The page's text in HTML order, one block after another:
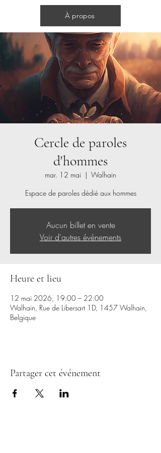
Cercles d'hommesÀ propos
Cercle de paroles
d'hommes
mar. 12 mai
  |
Walhain
Espace de paroles dédié aux hommes
Aucun billet en vente
Voir d'autres événements
Heure et lieu
12 mai 2026, 19:00 – 22:00
Walhain, Rue de Libersart 1D, 1457 Walhain,
Belgique
Partager cet événement